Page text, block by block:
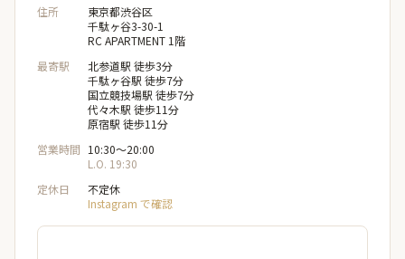
住所
東京都渋谷区
千駄ヶ谷3-30-1
RC APARTMENT 1階
最寄駅
北参道駅 徒歩3分
千駄ヶ谷駅 徒歩7分
国立競技場駅 徒歩7分
代々木駅 徒歩11分
原宿駅 徒歩11分
営業時間 10:30〜20:00
L.O. 19:30
定休日
不定休
Instagram で確認